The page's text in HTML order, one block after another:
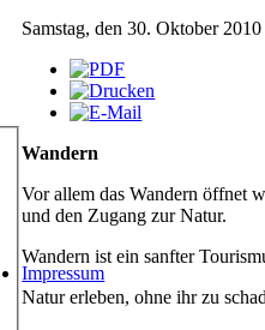
Samstag, den 30. Oktober
Wandern
Vor allem das Wandern öffnet
und den Zugang zur Natur.
Wandern ist ein sanfter
Natur erleben, ohne ihr zu
Impressum